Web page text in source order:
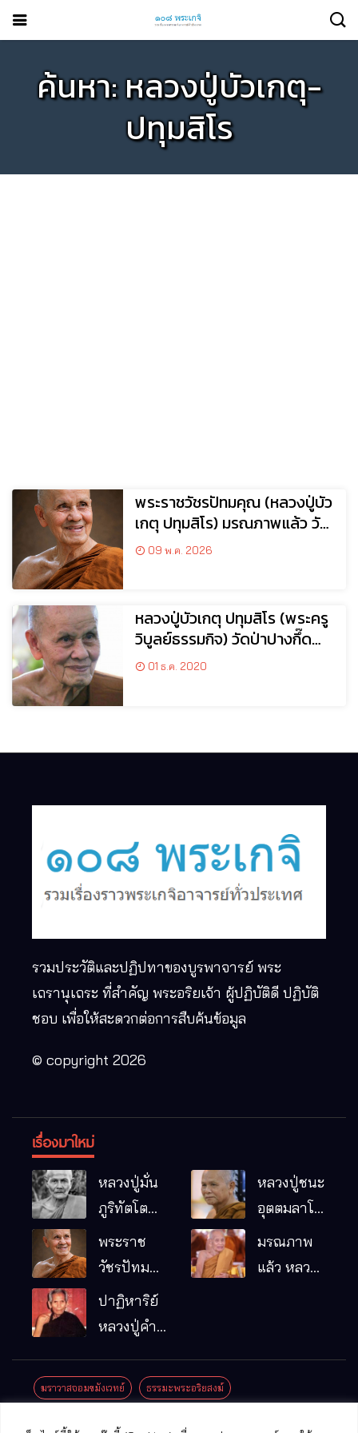
ค้นหา: หลวงปู่บัวเกตุ-
ปทุมสิโร
พระราชวัชรปัทมคุณ (หลวงปู่บัว
เกตุ ปทุมสิโร) มรณภาพแล้ว วัด
ป่าดาราภิรมย์ อ.แม่ริม
09 พ.ค. 2026
หลวงปู่บัวเกตุ ปทุมสิโร (พระครู
วิบูลย์ธรรมกิจ) วัดป่าปางกึ๊ด
ต.อินทขิล อ.แม่แตง จ.เชียงใหม่
01 ธ.ค. 2020
รวมประวัติและปฏิปทาของบูรพาจารย์ พระ
เถรานุเถระ ที่สำคัญ พระอริยเจ้า ผู้ปฏิบัติดี ปฏิบัติ
ชอบ เพื่อให้สะดวกต่อการสืบค้นข้อมูล
© copyright 2026
เรื่องมาใหม่
หลวงปู่มั่น
ภูริทัตโต
พระอริยเจ้า
ผู้เป็นบิดา
รมฐาน
หลวงปู่ชนะ
อุตตมลาโภ
หมากอื๋อ
พระราช
วัชรปัทม
คุณ (หลวง
ปู่บัวเกตุ
แล้ว วัดป่า
มรณภาพ
แล้ว หลวง
ปาฏิหาริย์
หลวงปู่คำ
มณี
ฆราวาสจอมขมังเวทย์ ธรรมะพระอริยสงฆ์